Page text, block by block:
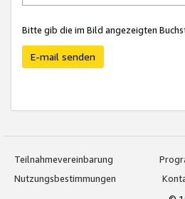
Bitte gib die im Bild angezeigten
E-mail senden
Teilnahmevereinbarung
Nutzungsbestimmungen